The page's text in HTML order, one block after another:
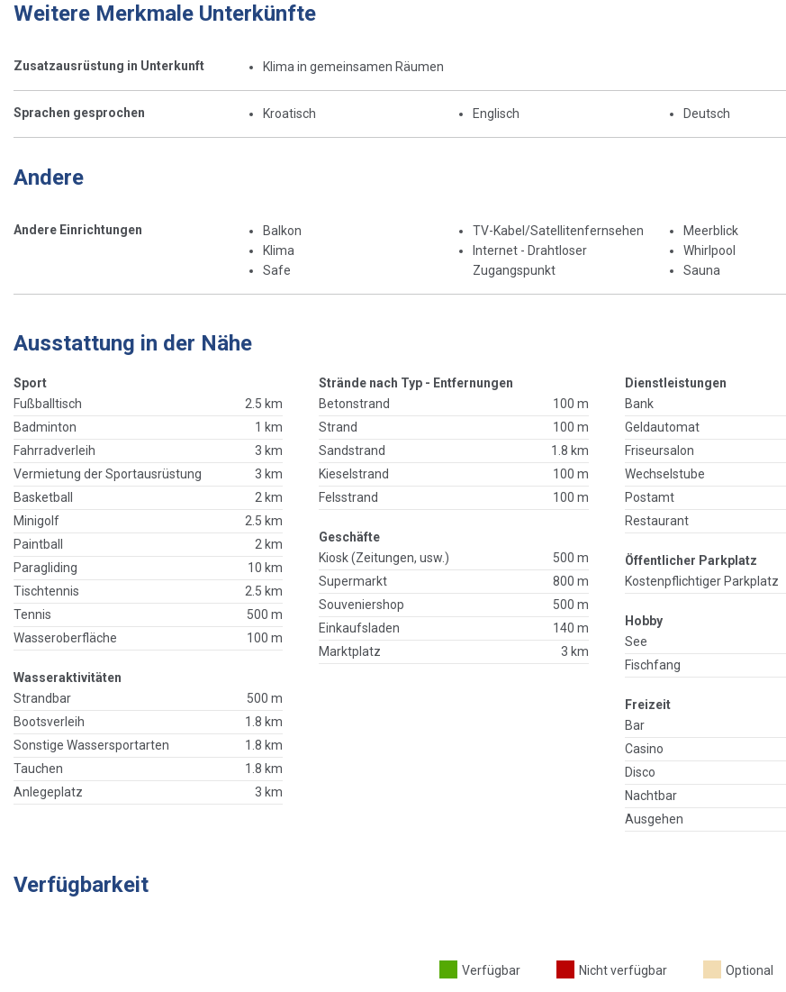
Weitere Merkmale Unterkünfte
Zusatzausrüstung in Unterkunft Klima in gemeinsamen Räumen
Sprachen gesprochen Kroatisch Englisch Deutsch
Andere
Andere Einrichtungen
Balkon
Klima
Safe
TV-Kabel/Satellitenfernsehen
Internet - Drahtloser
Zugangspunkt
Meerblick
Whirlpool
Sauna
Ausstattung in der Nähe
Sport
Fußballtisch
2.5 km
Badminton
1 km
Fahrradverleih
3 km
Vermietung der Sportausrüstung
3 km
Basketball
2 km
Minigolf
2.5 km
Paintball
2 km
Paragliding
10 km
Tischtennis
2.5 km
Tennis
500 m
Wasseroberfläche
100 m
Wasseraktivitäten
Strandbar
500 m
Bootsverleih
1.8 km
Sonstige Wassersportarten
1.8 km
Tauchen
1.8 km
Anlegeplatz
3 km
Strände nach Typ - Entfernungen
Betonstrand
100 m
Strand
100 m
Sandstrand
1.8 km
Kieselstrand
100 m
Felsstrand
100 m
Geschäfte
Kiosk (Zeitungen, usw.)
500 m
Supermarkt
800 m
Souveniershop
500 m
Einkaufsladen
140 m
Marktplatz
3 km
Dienstleistungen
Bank
Geldautomat
Friseursalon
Wechselstube
Postamt
Restaurant
Öffentlicher Parkplatz
Kostenpflichtiger Parkplatz
Hobby
See
Fischfang
Freizeit
Bar
Casino
Disco
Nachtbar
Ausgehen
Verfügbarkeit
Verfügbar Nicht verfügbar Optional